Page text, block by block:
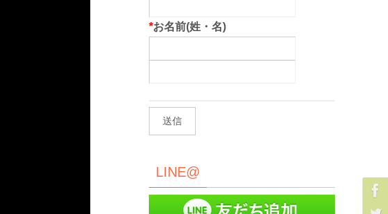
*お名前(姓・名)
LINE@